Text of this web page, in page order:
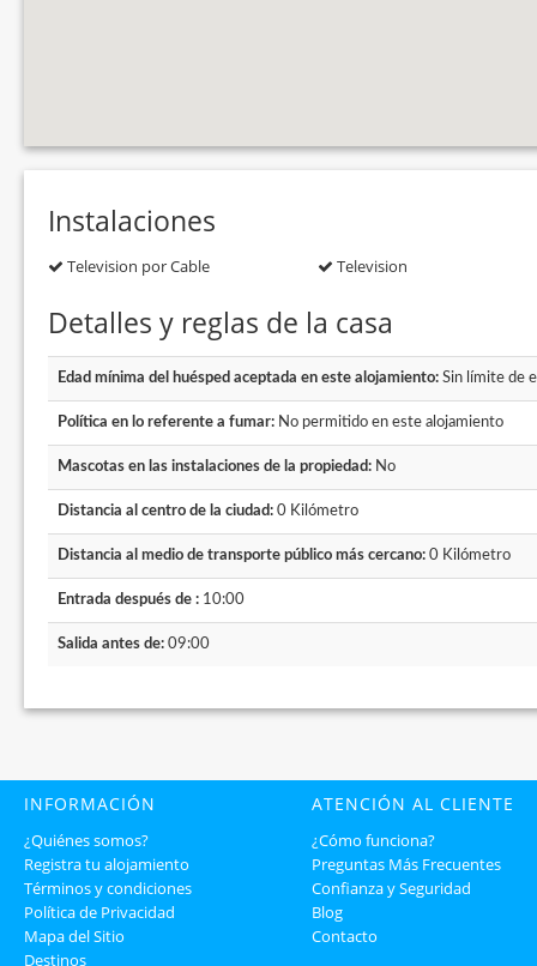
Instalaciones
Television por Cable Television
Detalles y reglas de la casa
Edad mínima del huésped aceptada en este alojamiento: Sin límite de
Política en lo referente a fumar: No permitido en este alojamiento
Mascotas en las instalaciones de la propiedad: No
Distancia al centro de la ciudad: 0 Kilómetro
Distancia al medio de transporte público más cercano: 0 Kilómetro
Entrada después de : 10:00
Salida antes de: 09:00
INFORMACIÓN
¿Quiénes somos?
Registra tu alojamiento
Términos y condiciones
Política de Privacidad
Mapa del Sitio
Destinos
ATENCIÓN AL CLIENTE
¿Cómo funciona?
Preguntas Más Frecuentes
Confianza y Seguridad
Blog
Contacto